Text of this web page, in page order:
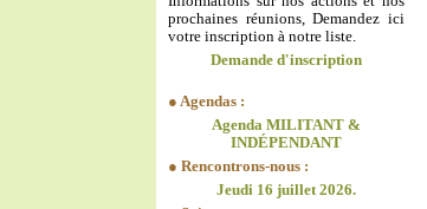
prochaines réunions, Demandez ici
votre inscription à notre liste.
Demande d'inscription
● Agendas :
Agenda MILITANT &
INDÉPENDANT
● Rencontrons-nous :
Jeudi 16 juillet 2026.